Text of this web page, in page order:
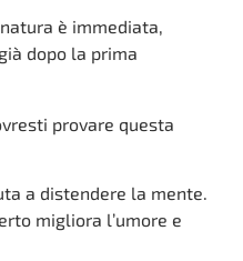
è immediata,
dopo la prima
provare questa
a distendere la mente.
migliora l’umore e